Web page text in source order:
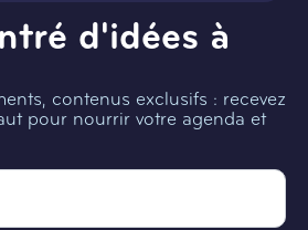
d'idées à
contenus exclusifs : recevez
pour nourrir votre agenda et